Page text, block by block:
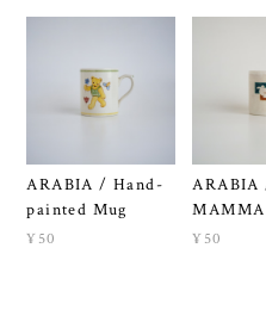
ARABIA / Hand-
painted Mug
¥50 ¥50